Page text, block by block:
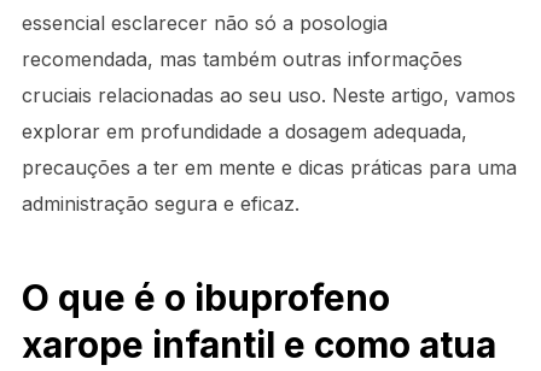
essencial esclarecer não só a posologia
recomendada, mas também outras informações
cruciais relacionadas ao seu uso. Neste artigo, vamos
explorar em profundidade a dosagem adequada,
precauções a ter em mente e dicas práticas para uma
administração segura e eficaz.
O que é o ibuprofeno
xarope infantil e como atua